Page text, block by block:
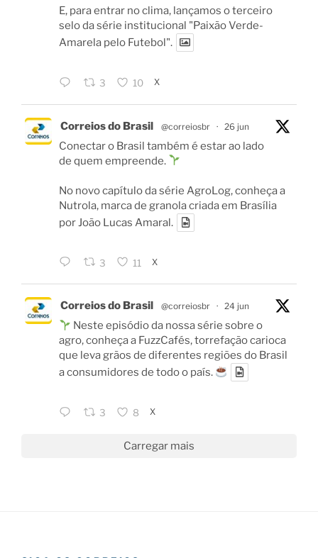
E, para entrar no clima, lançamos o terceiro
selo da série institucional "Paixão Verde-
Amarela pelo Futebol".
3 10 X
Correios do Brasil @correiosbr · 26 jun
Conectar o Brasil também é estar ao lado
de quem empreende.
No novo capítulo da série AgroLog, conheça a
Nutrola, marca de granola criada em Brasília
por João Lucas Amaral.
3 11 X
Correios do Brasil @correiosbr · 24 jun
Neste episódio da nossa série sobre o
agro, conheça a FuzzCafés, torrefação carioca
que leva grãos de diferentes regiões do Brasil
a consumidores de todo o país.
3 8 X
Carregar mais